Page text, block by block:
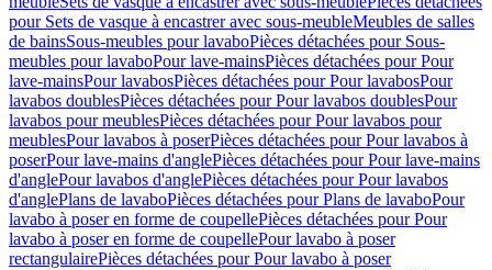
pour Sets de vasque à encastrer avec sous-meubleMeubles de salles
de bainsSous-meubles pour lavaboPièces détachées pour Sous-
meubles pour lavaboPour lave-mainsPièces détachées pour Pour
lave-mainsPour lavabosPièces détachées pour Pour lavabosPour
lavabos doublesPièces détachées pour Pour lavabos doublesPour
lavabos pour meublesPièces détachées pour Pour lavabos pour
meublesPour lavabos à poserPièces détachées pour Pour lavabos à
poserPour lave-mains d'anglePièces détachées pour Pour lave-mains
d'anglePour lavabos d'anglePièces détachées pour Pour lavabos
d'anglePlans de lavaboPièces détachées pour Plans de lavaboPour
lavabo à poser en forme de coupellePièces détachées pour Pour
lavabo à poser en forme de coupellePour lavabo à poser
rectangulairePièces détachées pour Pour lavabo à poser